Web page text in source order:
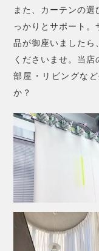
また、カーテンの選
っかりとサポート
品が御座いましたら
くださいませ。当
部屋・リビングな
か？